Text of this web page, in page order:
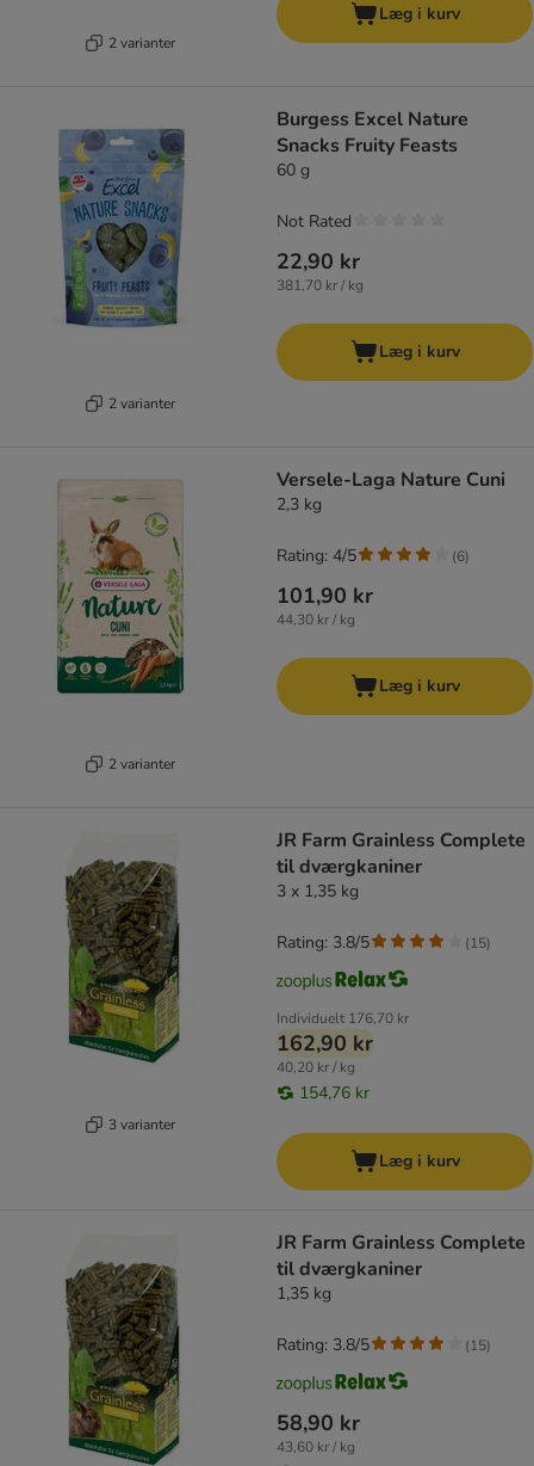
2 varianter
Læg i kurv
2 varianter
Burgess Excel Nature
Snacks Fruity Feasts
60 g
22,90 kr
381,70 kr / kg
Not Rated
Læg i kurv
2 varianter
Versele-Laga Nature Cuni
2,3 kg
101,90 kr
44,30 kr / kg
Rating: 4/5 (6)
Læg i kurv
3 varianter
JR Farm Grainless Complete
til dværgkaniner
3 x 1,35 kg
Individuelt 176,70 kr
162,90 kr
40,20 kr / kg
154,76 kr
Rating: 3.8/5 (15)
Læg i kurv
JR Farm Grainless Complete
til dværgkaniner
1,35 kg
58,90 kr
43,60 kr / kg
Rating: 3.8/5 (15)